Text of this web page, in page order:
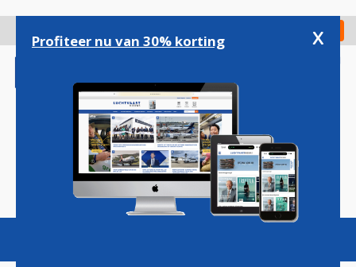
gaan
Check in
Magazine Podcasts Vacatures
Profiteer nu van 30% korting x